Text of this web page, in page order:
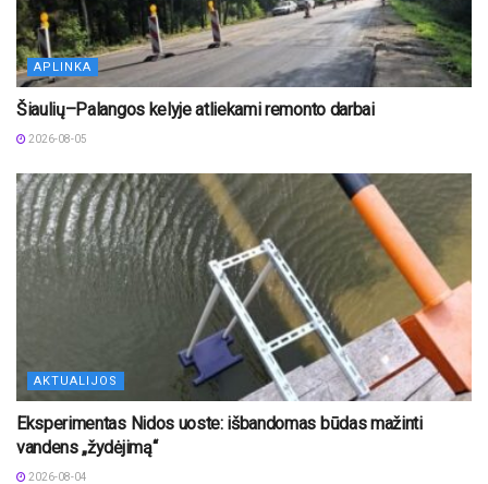
APLINKA
Šiaulių–Palangos kelyje atliekami remonto darbai
2026-08-05
AKTUALIJOS
Eksperimentas Nidos uoste: išbandomas būdas mažinti
vandens „žydėjimą“
2026-08-04